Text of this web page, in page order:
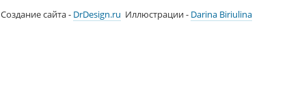
Создание сайта - DrDesign.ru Иллюстрации - Darina Biriulina